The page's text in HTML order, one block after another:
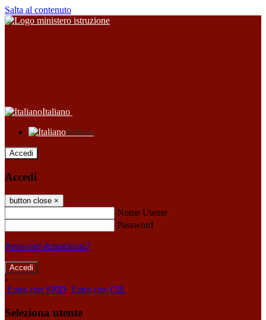
Salta al contenuto
Italiano
Italiano
Accedi
Accedi
button close ×
Nome Utente
Password
Password dimenticata?
-
Entra con SPID Entra con CIE
Seleziona utente